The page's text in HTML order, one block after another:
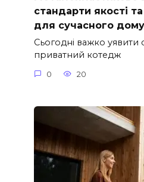
стандарти якості
для сучасного дому
Сьогодні важко уявити
приватний котедж
0 20